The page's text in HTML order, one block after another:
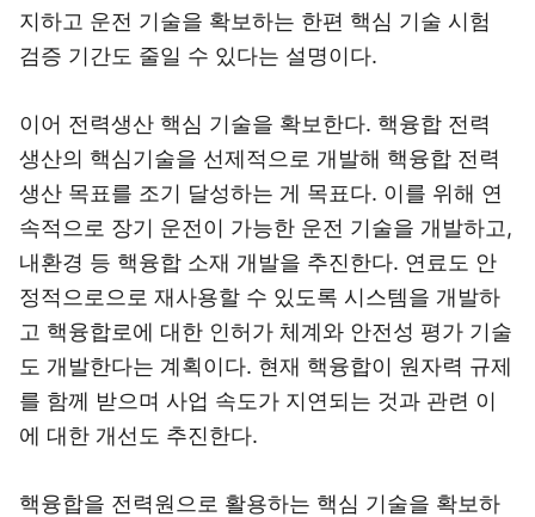
지하고 운전 기술을 확보하는 한편 핵심 기술 시험
검증 기간도 줄일 수 있다는 설명이다.
이어 전력생산 핵심 기술을 확보한다. 핵융합 전력
생산의 핵심기술을 선제적으로 개발해 핵융합 전력
생산 목표를 조기 달성하는 게 목표다. 이를 위해 연
속적으로 장기 운전이 가능한 운전 기술을 개발하고,
내환경 등 핵융합 소재 개발을 추진한다. 연료도 안
정적으로으로 재사용할 수 있도록 시스템을 개발하
고 핵융합로에 대한 인허가 체계와 안전성 평가 기술
도 개발한다는 계획이다. 현재 핵융합이 원자력 규제
를 함께 받으며 사업 속도가 지연되는 것과 관련 이
에 대한 개선도 추진한다.
핵융합을 전력원으로 활용하는 핵심 기술을 확보하